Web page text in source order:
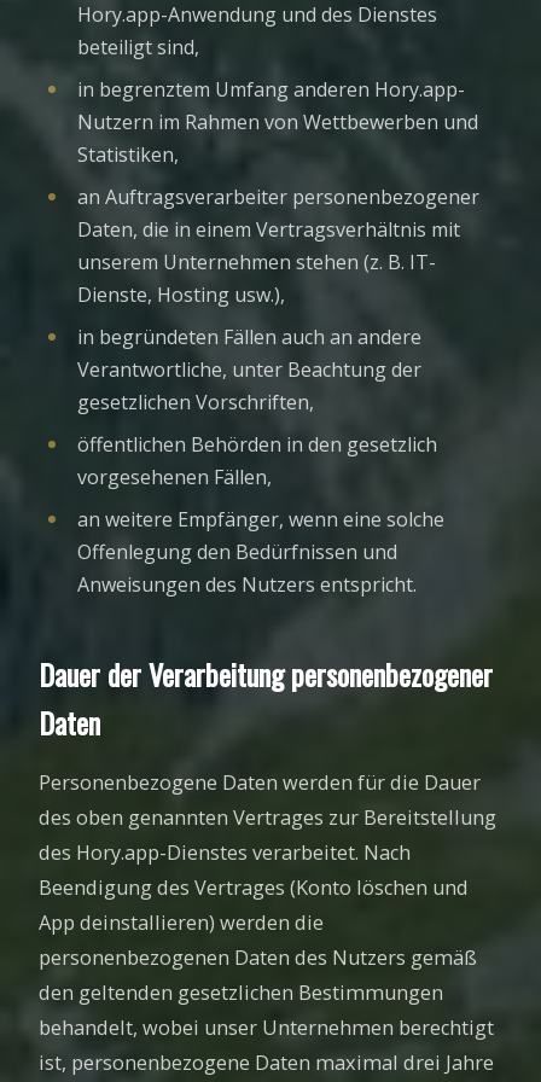
Hory.app-Anwendung und des Dienstes
beteiligt sind,
in begrenztem Umfang anderen Hory.app-
Nutzern im Rahmen von Wettbewerben und
Statistiken,
an Auftragsverarbeiter personenbezogener
Daten, die in einem Vertragsverhältnis mit
unserem Unternehmen stehen (z. B. IT-
Dienste, Hosting usw.),
in begründeten Fällen auch an andere
Verantwortliche, unter Beachtung der
gesetzlichen Vorschriften,
öffentlichen Behörden in den gesetzlich
vorgesehenen Fällen,
an weitere Empfänger, wenn eine solche
Offenlegung den Bedürfnissen und
Anweisungen des Nutzers entspricht.
Dauer der Verarbeitung personenbezogener
Daten
Personenbezogene Daten werden für die Dauer
des oben genannten Vertrages zur Bereitstellung
des Hory.app-Dienstes verarbeitet. Nach
Beendigung des Vertrages (Konto löschen und
App deinstallieren) werden die
personenbezogenen Daten des Nutzers gemäß
den geltenden gesetzlichen Bestimmungen
behandelt, wobei unser Unternehmen berechtigt
ist, personenbezogene Daten maximal drei Jahre